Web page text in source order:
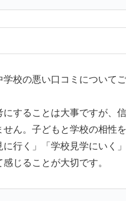
学校の悪い口コミについて
にすることは大事ですが、
せん。子どもと学校の相性
に行く」「学校見学にいく
じることが大切です。